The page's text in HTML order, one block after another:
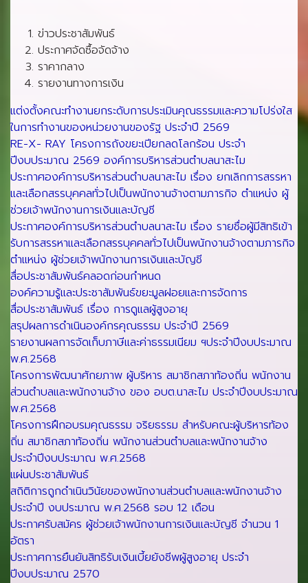
ข่าวประชาสัมพันธ์
ประกาศจัดซื้อจัดจ้าง
ราคากลาง
รายงานทางการเงิน
แต่งตั้งคณะทำงานยกระดับการประเมินคุณธรรมและความโปร่งใส
ในการทำงานของหน่วยงานของรัฐ ประจำปี 2569
RE-X- RAY โครงการถังขยะเปียกลดโลกร้อน ประจำ
ปีงบประมาณ 2569 องค์การบริหารส่วนตำบลนาสะไม
ประกาศองค์การบริหารส่วนตำบลนาสะไม เรื่อง ยกเลิกการสรรหา
และเลือกสรรบุคคลทั่วไปเป็นพนักงานจ้างตามภารกิจ ตำแหน่ง ผู้
ช่วยเจ้าพนักงานการเงินและบัญชี
ประกาศองค์การบริหารส่วนตำบลนาสะไม เรื่อง รายชื่อผู้มีสิทธิเข้า
รับการสรรหาและเลือกสรรบุคคลทั่วไปเป็นพนักงานจ้างตามภารกิจ
ตำแหน่ง ผู้ช่วยเจ้าพนักงานการเงินและบัญชี
สื่อประชาสัมพันธ์คลอดก่อนกำหนด
องค์ความรู้และประชาสัมพันธ์ขยะมูลฝอยและการจัดการ
สื่อประชาสัมพันธ์ เรื่อง การดูแลผู้สูงอายุ
สรุปผลการดำเนินองค์กรคุณธรรม ประจำปี 2569
รายงานผลการจัดเก็บภาษีและค่าธรรมเนียม ฯประจำปีงบประมาณ
พ.ศ.2568
โครงการพัฒนาศักยภาพ ผู้บริหาร สมาชิกสภาท้องถิ่น พนักงาน
ส่วนตำบลและพนักงานจ้าง ของ อบต.นาสะไม ประจำปีงบประมาณ
พ.ศ.2568
โครงการฝึกอบรมคุณธรรม จริยธรรม สำหรับคณะผู้บริหารท้อง
ถิ่น สมาชิกสภาท้องถิ่น พนักงานส่วนตำบลและพนักงานจ้าง
ประจำปีงบประมาณ พ.ศ.2568
แผ่นประชาสัมพันธ์
สถิติการถูกดำเนินวินัยของพนักงานส่วนตำบลและพนักงานจ้าง
ประจำปี งบประมาณ พ.ศ.2568 รอบ 12 เดือน
ประกาศรับสมัคร ผู้ช่วยเจ้าพนักงานการเงินและบัญชี จำนวน 1
อัตรา
ประกาศการยืนยันสิทธิรับเงินเบี้ยยังชีพผู้สูงอายุ ประจำ
ปีงบประมาณ 2570